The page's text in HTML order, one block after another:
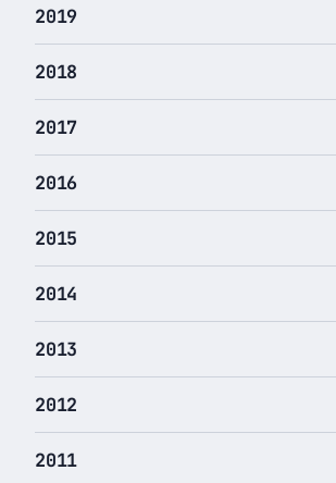
2019
2018
2017
2016
2015
2014
2013
2012
2011